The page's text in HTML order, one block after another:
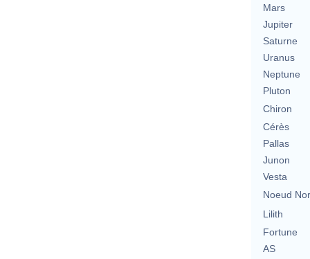
Mars
Jupiter
Saturne
Uranus
Neptune
Pluton
Chiron
Cérès
Pallas
Junon
Vesta
Noeud
Lilith
Fortune
AS